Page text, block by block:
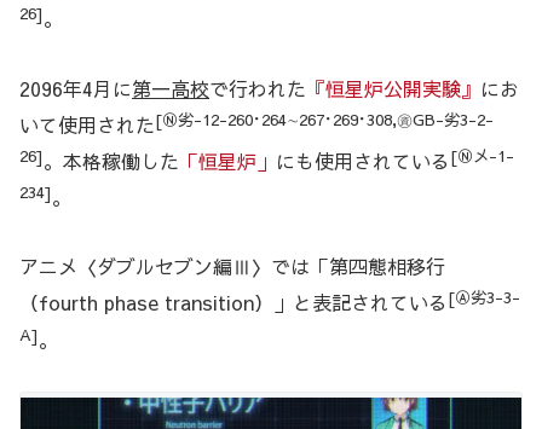
26]。
2096年4月に第一高校で行われた 『恒星炉公開実験』 にお
いて使用された[Ⓝ劣-12-260･264∼267･269･308,㊮GB-劣3-2-
26]。本格稼働した 「恒星炉」 にも使用されている [Ⓝメ-1-
234]。
アニメ〈ダブルセブン編Ⅲ〉では「第四態相移行
（fourth phase transition）」と表記されている [Ⓐ劣3-3-
A]。